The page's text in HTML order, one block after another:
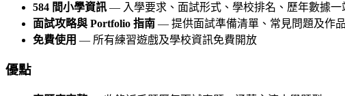
584 間小學資訊 — 入學要求、面試形式、學校排名、歷年數據一
面試攻略與 Portfolio 指南 — 提供面試準備清單、常見問題及作
免費使用 — 所有練習遊戲及學校資訊免費開放
優點